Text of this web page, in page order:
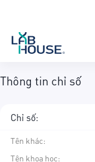
Thông tin chỉ số
Chỉ số:
Tên khác:
Tên khoa học: